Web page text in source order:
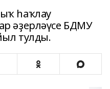
һаҡлау
әҙерләүсе БДМУ
тулды.